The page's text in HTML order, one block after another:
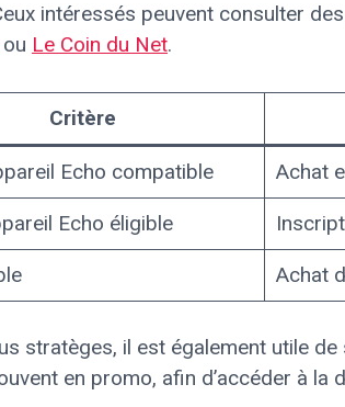
intéressés peuvent consulter
ou Le Coin du Net.
Critère
Echo compatible Achat
Echo éligible
Achat
stratèges, il est également utile
en promo, afin d’accéder à la